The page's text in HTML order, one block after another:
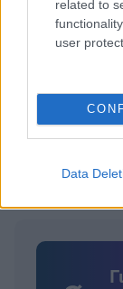
related to
user
Data
Trannos για
ξέρω καν ποιος
Tags: ΠΑΡΟΣ